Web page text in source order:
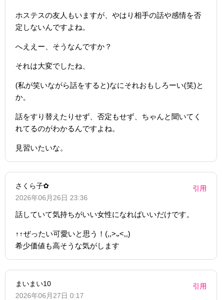
ホステスの友人もいますが、やはり相手の話や感情を否
定しないんですよね。
へええー、そうなんですか？
それは大変でしたね、
(私が笑いながら話をすると)なにそれおもしろーい(笑)と
か。
話をすり替えたりせず、否定もせず、ちゃんと聞いてく
れてるのがわかるんですよね。
見習いたいな。
さくら子‪✿
2026年06月26日 23:36
引用
話していて気持ちがいい女性になればいいだけです。
↑↑ぜったい可愛いと思う！(,,>᎑<,,)
希少価値も高そうな気がします
まいまい10
2026年06月27日 0:17
引用